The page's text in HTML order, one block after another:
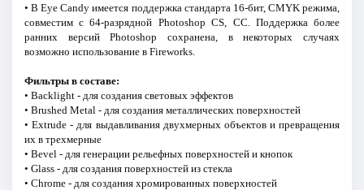
• В Eye Candy имеется поддержка стандарта 16-бит, CMYK режима,
совместим с 64-разрядной Photoshop CS, CC. Поддержка более
ранних версий Photoshop сохранена, в некоторых случаях
возможно использование в Fireworks.
Фильтры в составе:
• Backlight - для создания световых эффектов
• Brushed Metal - для создания металлических поверхностей
• Extrude - для выдавливания двухмерных объектов и превращения
их в трехмерные
• Bevel - для генерации рельефных поверхностей и кнопок
• Glass - для создания поверхностей из стекла
• Chrome - для создания хромированных поверхностей